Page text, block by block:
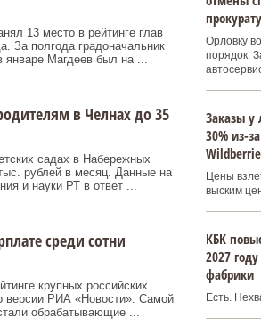
13 место в рейтинге глав
За полгода градоначальник
январе Магдеев был на ...
в Челнах до 35
садах в Набережных
рублей в месяц. Данные на
и науки РТ в ответ ...
среди сотни
крупных российских
версии РИА «Новости». Самой
обрабатывающие ...
Орловку
порядок.
Заказы у
30% из-
Цены
выским
КБК
2027
фабрики
Есть.